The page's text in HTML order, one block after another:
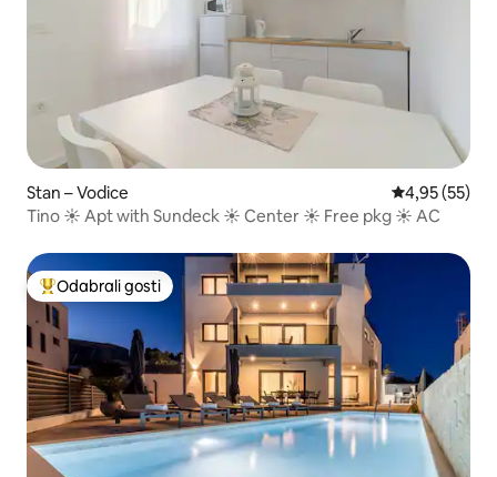
Stan – Vodice Prosječna
4,95 (55)
Tino ☀ Apt with Sundeck ☀ Center ☀ Free pkg ☀ AC
Među najviše rangiranima s oznakom „Odabrali gosti”
Odabrali gosti